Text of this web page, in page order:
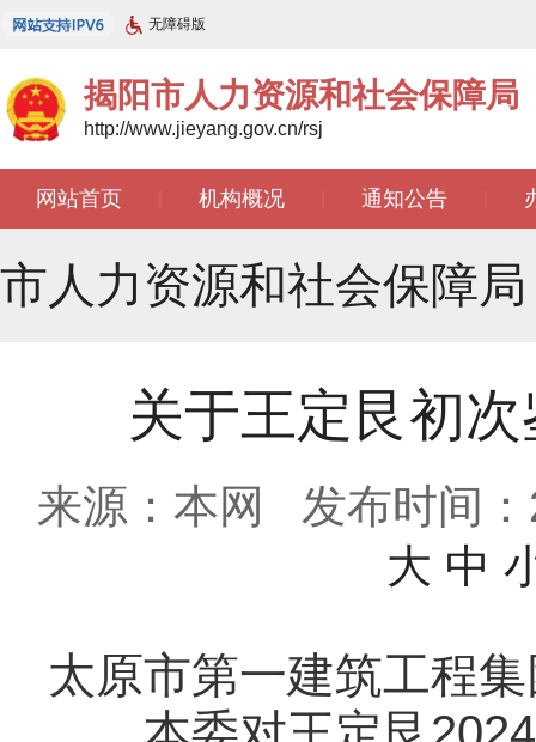
无障碍版
揭阳市人力资源和社会保障局
http://www.jieyang.gov.cn/rsj
网站首页 机构概况 通知公告
市人力资源和社会保障局
关于王定艮初
来源：本网
发布时间
大 中
太原市第一建筑工程